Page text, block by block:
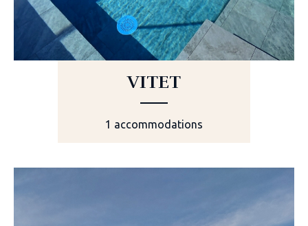
VITET
1 accommodations